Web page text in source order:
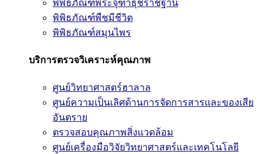
พิพิธภัณฑ์พระจุฑาธุชราชฐาน
พิพิธภัณฑ์พืชมีชีวิต
พิพิธภัณฑ์สมุนไพร
บริการตรวจวิเคราะห์คุณภาพ
ศูนย์วิทยาศาสตร์ฮาลาล
ศูนย์ความเป็นเลิศด้านการจัดการสารและของเสีย
อันตราย
ตรวจสอบคุณภาพสิ่งแวดล้อม
ศูนย์เครื่องมือวิจัยวิทยาศาสตร์และเทคโนโลยี